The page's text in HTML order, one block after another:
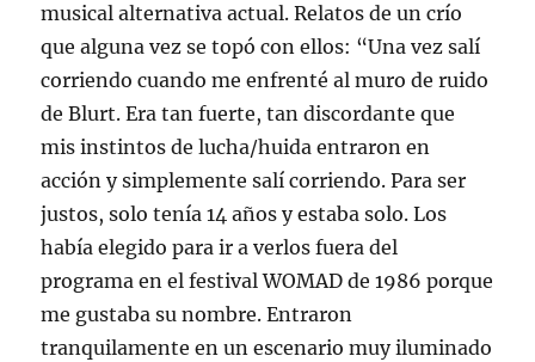
musical alternativa actual. Relatos de un crío
que alguna vez se topó con ellos: “Una vez salí
corriendo cuando me enfrenté al muro de ruido
de Blurt. Era tan fuerte, tan discordante que
mis instintos de lucha/huida entraron en
acción y simplemente salí corriendo. Para ser
justos, solo tenía 14 años y estaba solo. Los
había elegido para ir a verlos fuera del
programa en el festival WOMAD de 1986 porque
me gustaba su nombre. Entraron
tranquilamente en un escenario muy iluminado